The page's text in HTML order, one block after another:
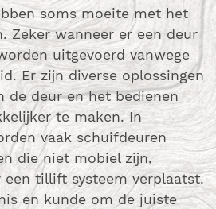
soms moeite met het
Zeker wanneer er een deur
uitgevoerd vanwege
Er zijn diverse oplossingen
de deur en het bedienen
te maken. In
vaak schuifdeuren
die niet mobiel zijn,
tillift systeem verplaatst.
en kunde om de juiste